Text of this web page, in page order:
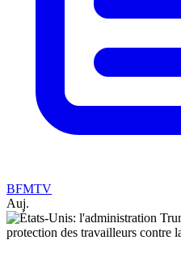
BFMTV
Auj.